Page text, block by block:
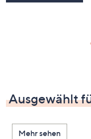
Ausgewählt
Mehr sehen